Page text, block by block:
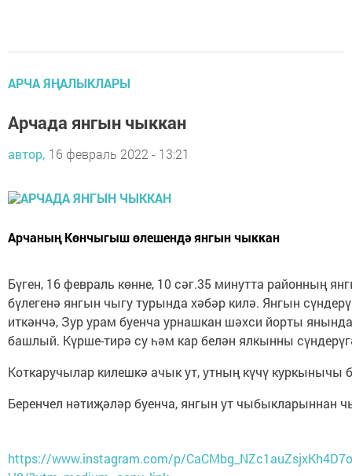
АРЧА ЯҢАЛЫКЛАРЫ
Арчада янгын чыккан
автор, 16 февраль 2022 - 13:21
Арчаның Көнчыгыш өлешендә янгын чыккан
Бүген, 16 февраль көнне, 10 сәг.35 минутта районның
бүлегенә янгын чыгу турында хәбәр килә. Янгын
иткәнчә, Зур урам буенча урнашкан шәхси йорты
башлый. Күрше-тирә су һәм кар белән ялкынны
Коткаручылар килешкә ачык ут, утның күчү куркынычы
Беренчел нәтиҗәләр буенча, янгын ут чыбыкларыннан
https://www.instagram.com/p/